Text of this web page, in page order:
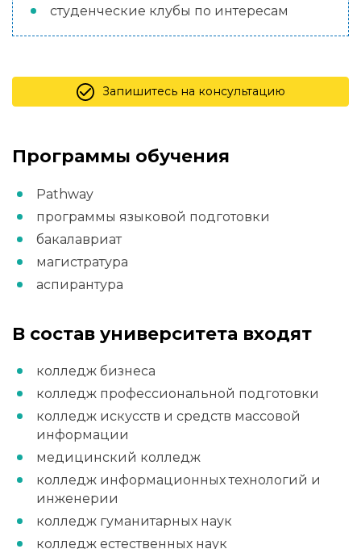
студенческие клубы по интересам
Запишитесь на консультацию
Программы обучения
Pathway
программы языковой подготовки
бакалавриат
магистратура
аспирантура
В состав университета входят
колледж бизнеса
колледж профессиональной подготовки
колледж искусств и средств массовой
информации
медицинский колледж
колледж информационных технологий и
инженерии
колледж гуманитарных наук
колледж естественных наук